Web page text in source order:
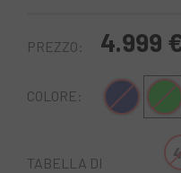
PREZZO: 4.999
COLORE: Blu scuroVerde
TABELLA DI